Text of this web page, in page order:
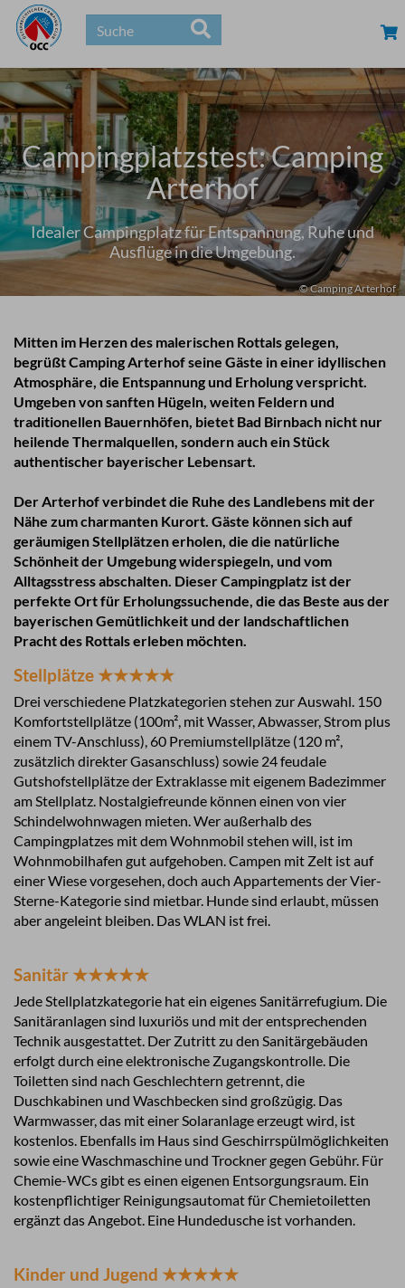
Campingplatzstest: Camping
Arterhof
Idealer Campingplatz für Entspannung, Ruhe und
Ausflüge in die Umgebung.
© Camping Arterhof
Mitten im Herzen des malerischen Rottals gelegen,
begrüßt Camping Arterhof seine Gäste in einer idyllischen
Atmosphäre, die Entspannung und Erholung verspricht.
Umgeben von sanften Hügeln, weiten Feldern und
traditionellen Bauernhöfen, bietet Bad Birnbach nicht nur
heilende Thermalquellen, sondern auch ein Stück
authentischer bayerischer Lebensart.
Der Arterhof verbindet die Ruhe des Landlebens mit der
Nähe zum charmanten Kurort. Gäste können sich auf
geräumigen Stellplätzen erholen, die die natürliche
Schönheit der Umgebung widerspiegeln, und vom
Alltagsstress abschalten. Dieser Campingplatz ist der
perfekte Ort für Erholungssuchende, die das Beste aus der
bayerischen Gemütlichkeit und der landschaftlichen
Pracht des Rottals erleben möchten.
Stellplätze ★★★★★
Drei verschiedene Platzkategorien stehen zur Auswahl. 150
Komfortstellplätze (100m², mit Wasser, Abwasser, Strom plus
einem TV-Anschluss), 60 Premiumstellplätze (120 m²,
zusätzlich direkter Gasanschluss) sowie 24 feudale
Gutshofstellplätze der Extraklasse mit eigenem Badezimmer
am Stellplatz. Nostalgiefreunde können einen von vier
Schindelwohnwagen mieten. Wer außerhalb des
Campingplatzes mit dem Wohnmobil stehen will, ist im
Wohnmobilhafen gut aufgehoben. Campen mit Zelt ist auf
einer Wiese vorgesehen, doch auch Appartements der Vier-
Sterne-Kategorie sind mietbar. Hunde sind erlaubt, müssen
aber angeleint bleiben. Das WLAN ist frei.
Sanitär ★★★★★
Jede Stellplatzkategorie hat ein eigenes Sanitärrefugium. Die
Sanitäranlagen sind luxuriös und mit der entsprechenden
Technik ausgestattet. Der Zutritt zu den Sanitärgebäuden
erfolgt durch eine elektronische Zugangskontrolle. Die
Toiletten sind nach Geschlechtern getrennt, die
Duschkabinen und Waschbecken sind großzügig. Das
Warmwasser, das mit einer Solaranlage erzeugt wird, ist
kostenlos. Ebenfalls im Haus sind Geschirrspülmöglichkeiten
sowie eine Waschmaschine und Trockner gegen Gebühr. Für
Chemie-WCs gibt es einen eigenen Entsorgungsraum. Ein
kostenpflichtiger Reinigungsautomat für Chemietoiletten
ergänzt das Angebot. Eine Hundedusche ist vorhanden.
Kinder und Jugend ★★★★★